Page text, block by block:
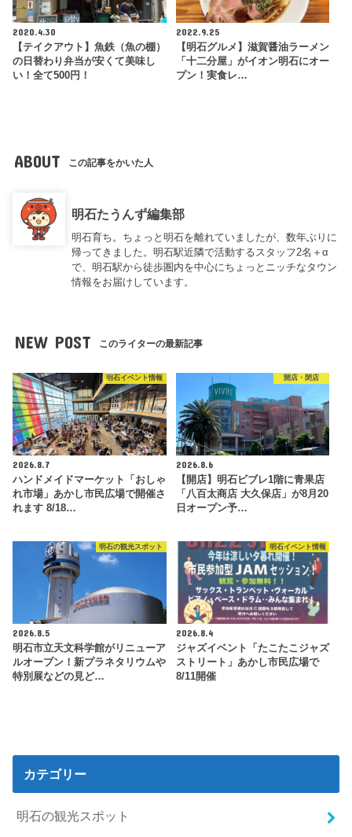
2020.4.30
【テイクアウト】魚鉄（魚の棚）
の日替わり弁当が安くて美味し
い！全て500円！
2022.9.25
【明石グルメ】滋賀醤油ラーメン
「十二分屋」がイオン明石にオー
プン！実食レ…
ABOUT この記事をかいた人
明石たうんず編集部
明石育ち。ちょっと明石を離れていましたが、数年ぶりに
帰ってきました。明石駅近隣で活動するスタッフ2名＋α
で、明石駅から徒歩圏内を中心にちょっとニッチなタウン
情報をお届けしています。
NEW POST このライターの最新記事
明石イベント情報
2026.8.7
ハンドメイドマーケット「おしゃ
れ市場」あかし市民広場で開催さ
れます 8/18…
開店・閉店
2026.8.6
【開店】明石ビブレ1階に青果店
「八百太商店 大久保店」が8月20
日オープン予…
明石の観光スポット
2026.8.5
明石市立天文科学館がリニューア
ルオープン！新プラネタリウムや
特別展などの見ど…
明石イベント情報
2026.8.4
ジャズイベント「たこたこジャズ
ストリート」あかし市民広場で
8/11開催
カテゴリー
明石の観光スポット